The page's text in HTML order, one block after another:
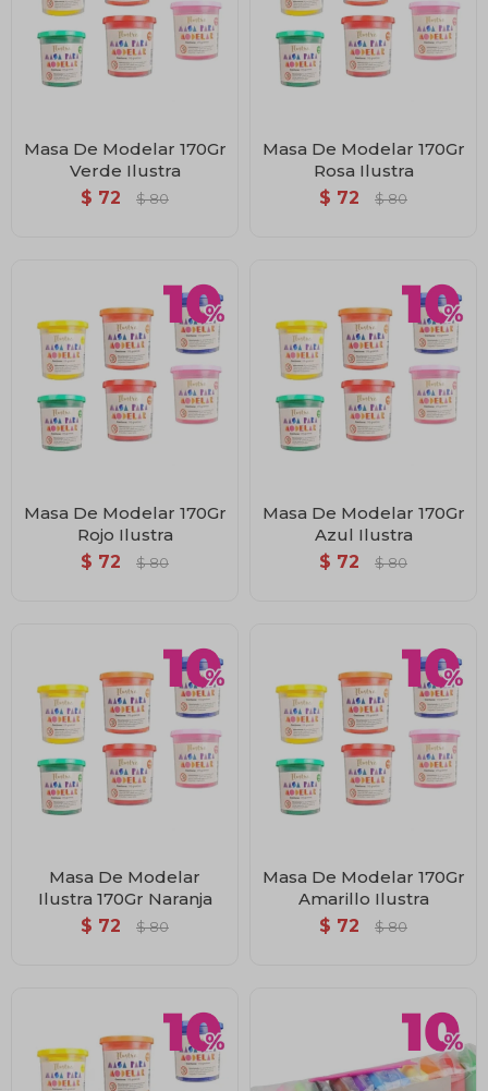
Masa De Modelar 170Gr
Verde Ilustra
$ 72 $ 80
Masa De Modelar 170Gr
Rosa Ilustra
$ 72 $ 80
Masa De Modelar 170Gr
Rojo Ilustra
$ 72 $ 80
Masa De Modelar 170Gr
Azul Ilustra
$ 72 $ 80
Masa De Modelar
Ilustra 170Gr Naranja
$ 72 $ 80
Masa De Modelar 170Gr
Amarillo Ilustra
$ 72 $ 80